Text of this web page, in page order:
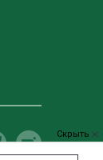
Скрыть